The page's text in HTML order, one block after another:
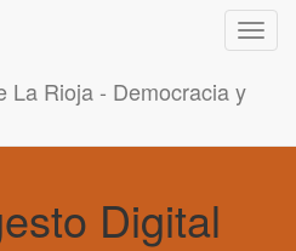
La Rioja - Democracia y
Digital